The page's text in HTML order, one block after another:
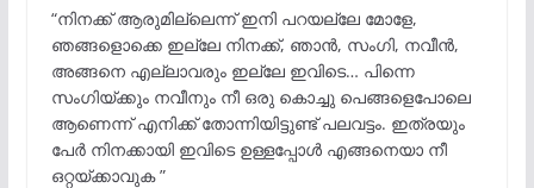
“നിനക്ക് ആരുമില്ലെന്ന് ഇനി പറയല്ലേ മോളേ,
ഞങ്ങളൊക്കെ ഇല്ലേ നിനക്ക്, ഞാൻ, സംഗി, നവീൻ,
അങ്ങനെ എല്ലാവരും ഇല്ലേ ഇവിടെ… പിന്നെ
സംഗിയ്ക്കും നവീനും നീ ഒരു കൊച്ചു പെങ്ങളെപോലെ
ആണെന്ന് എനിക്ക് തോന്നിയിട്ടുണ്ട് പലവട്ടം. ഇത്രയും
പേർ നിനക്കായി ഇവിടെ ഉള്ളപ്പോൾ എങ്ങനെയാ നീ
ഒറ്റയ്ക്കാവുക ”